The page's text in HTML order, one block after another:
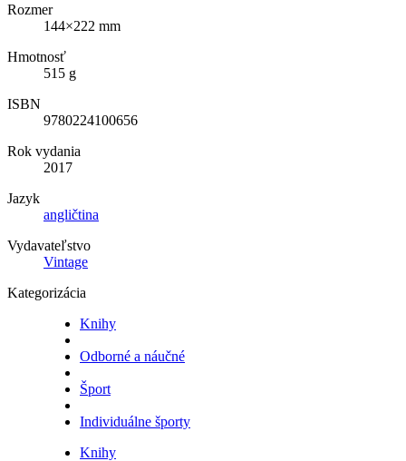
Rozmer
144×222 mm
Hmotnosť
515 g
ISBN
9780224100656
Rok vydania
2017
Jazyk
angličtina
Vydavateľstvo
Vintage
Kategorizácia
Knihy
Odborné a náučné
Šport
Individuálne športy
Knihy